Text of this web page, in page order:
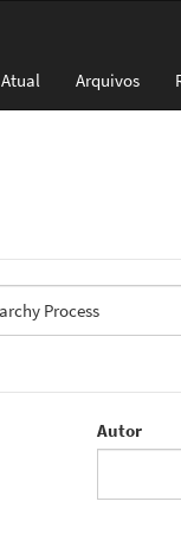
Atual Arquivos
Autor